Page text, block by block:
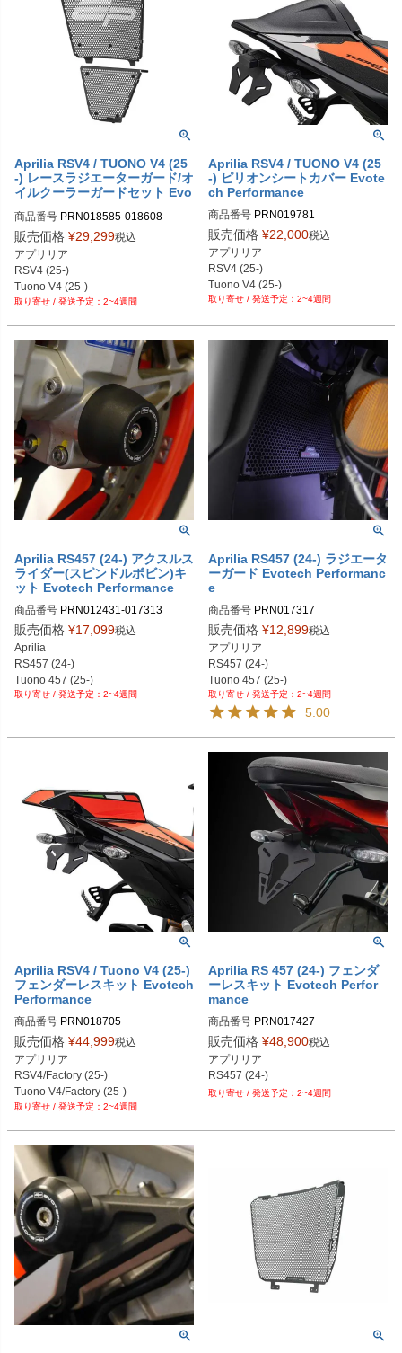
Aprilia RSV4 / TUONO V4 (25
-) レースラジエーターガード/オ
イルクーラーガードセット Evo
商品番号 PRN018585-018608
PRN018585-018608-01
PRN018585-018608-02
PRN018585-018608-03
PRN018585-018608-04
販売価格 ¥29,299税込
アプリリア
RSV4 (25-)
Tuono V4 (25-)
2~4週間
Aprilia RSV4 / TUONO V4 (25
-) ピリオンシートカバー Evote
ch Performance
商品番号 PRN019781
PRN019781-01
PRN019781-02
PRN019781-03
PRN019781-04
販売価格 ¥22,000税込
アプリリア
RSV4 (25-)
Tuono V4 (25-)
2~4週間
Aprilia RS457 (24-) アクスルス
ライダー(スピンドルボビン)キ
ット Evotech Performance
商品番号 PRN012431-017313
PRN012431-017313-01
PRN012431-017313-04
販売価格 ¥17,099税込
Aprilia
RS457 (24-)
Tuono 457 (25-)
フロント + リアのセット。
2~4週間
Aprilia RS457 (24-) ラジエータ
ーガード Evotech Performanc
e
商品番号 PRN017317
PRN017317-01
PRN017317-02
販売価格 ¥12,899税込
アプリリア
RS457 (24-)
Tuono 457 (25-)
2~4週間
5.00
Aprilia RSV4 / Tuono V4 (25-)
フェンダーレスキット Evotech
Performance
商品番号 PRN018705
PRN018705-01
PRN018705-02
PRN018705-03
PRN018705-04
販売価格 ¥44,999税込
アプリリア
RSV4/Factory (25-)
Tuono V4/Factory (25-)
2~4週間
Aprilia RS 457 (24-) フェンダ
ーレスキット Evotech Perfor
mance
商品番号 PRN017427
PRN017427-01
販売価格 ¥48,900税込
アプリリア
RS457 (24-)
2~4週間